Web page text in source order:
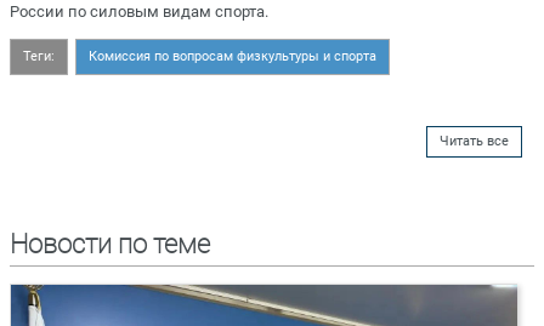
России по силовым видам спорта.
Теги: Комиссия по вопросам физкультуры и спорта
Читать все
Новости по теме